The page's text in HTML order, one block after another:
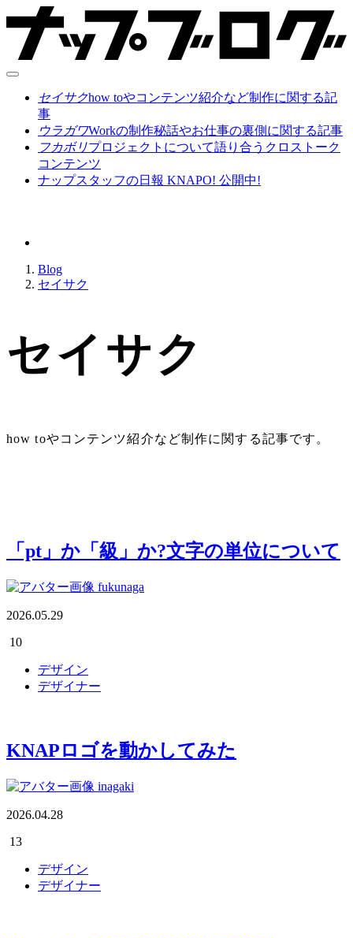
セイサクhow toやコンテンツ紹介など制作に関する記
事
ウラガワWorkの制作秘話やお仕事の裏側に関する記事
フカボリプロジェクトについて語り合うクロストーク
コンテンツ
ナップスタッフの日報 KNAPO! 公開中!
Blog
セイサク
セイサク
how toやコンテンツ紹介など制作に関する記事です。
「pt」か「級」か?文字の単位について
fukunaga
2026.05.29
10
デザイン
デザイナー
KNAPロゴを動かしてみた
inagaki
2026.04.28
13
デザイン
デザイナー